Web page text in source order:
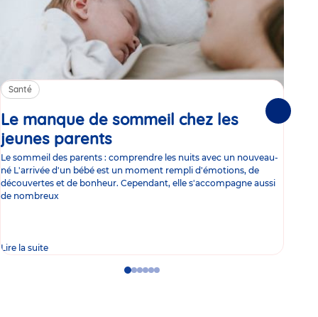
Santé
Le manque de sommeil chez les
jeunes parents
Le sommeil des parents : comprendre les nuits avec un nouveau-
né L'arrivée d'un bébé est un moment rempli d'émotions, de
découvertes et de bonheur. Cependant, elle s'accompagne aussi
de nombreux
Lire la suite
GoGoGoGo
GoGo